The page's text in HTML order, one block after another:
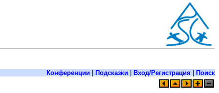
Конференции Подсказки Вход/Регистрация
Поиск